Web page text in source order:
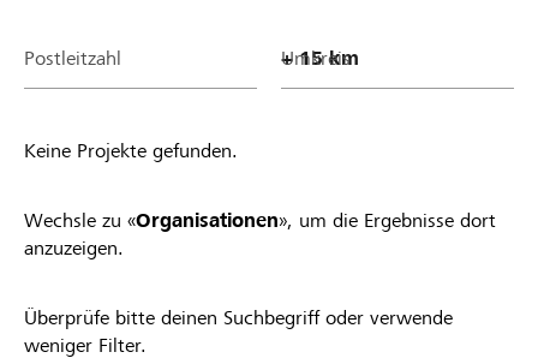
Postleitzahl Umkreis
Keine Projekte gefunden.
Wechsle zu «Organisationen», um die Ergebnisse dort
anzuzeigen.
Überprüfe bitte deinen Suchbegriff oder verwende
weniger Filter.